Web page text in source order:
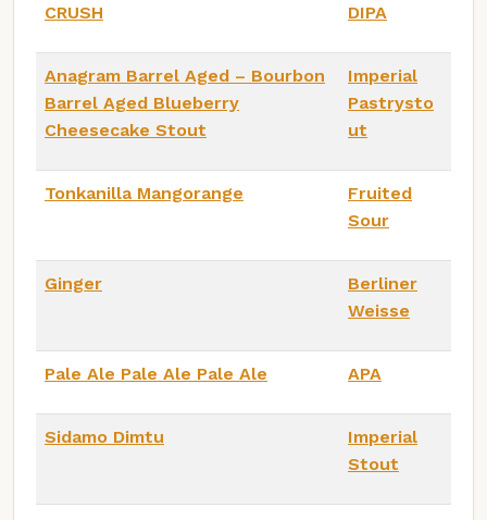
CRUSH DIPA
Anagram Barrel Aged – Bourbon
Barrel Aged Blueberry
Cheesecake Stout
Imperial
Pastrysto
ut
Tonkanilla Mangorange
Fruited
Sour
Ginger
Berliner
Weisse
Pale Ale Pale Ale Pale Ale APA
Sidamo Dimtu
Imperial
Stout